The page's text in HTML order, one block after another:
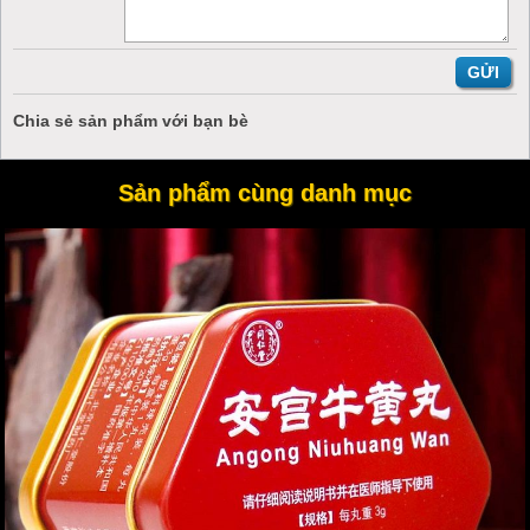
Địa chỉ cửa
hàng bán xe lăn tay ở tại Sài Gòn - HCM,
Chia sẻ sản phẩm với bạn bè
Sản phẩm cùng danh mục